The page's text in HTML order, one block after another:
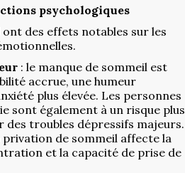
psychologiques
des effets notables sur les
: le manque de sommeil est
accrue, une humeur
plus élevée. Les personnes
sont également à un risque plus
des troubles dépressifs majeurs.
de sommeil affecte la
et la capacité de prise de